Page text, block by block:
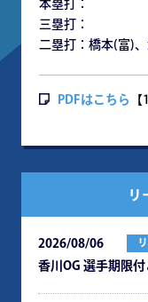
本塁打：
三塁打：
二塁打：橋本(富)
PDFはこちら 【
リ
2026/08/06
⾹川OG 選⼿期限